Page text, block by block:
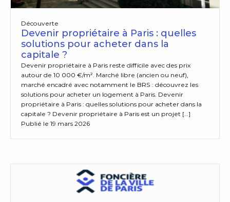
Devenir propriétaire à Paris : quelles
solutions pour acheter dans la
capitale ?
Découverte
Devenir propriétaire à Paris reste difficile avec des prix
autour de 10 000 €/m². Marché libre (ancien ou neuf),
marché encadré avec notamment le BRS : découvrez les
solutions pour acheter un logement à Paris. Devenir
propriétaire à Paris : quelles solutions pour acheter dans la
capitale ? Devenir propriétaire à Paris est un projet […]
Publié le 19 mars 2026